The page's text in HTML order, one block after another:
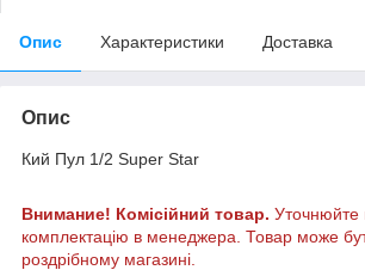
Опис Характеристики Доставка
Опис
Кий Пул 1/2 Super Star
Внимание! Комісійний товар. Уточнюйте
комплектацію в менеджера. Товар може
роздрібному магазині.